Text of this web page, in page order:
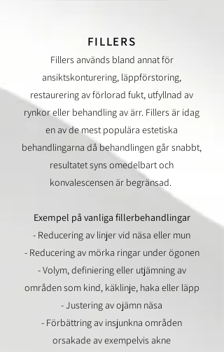
FILLERS
Fillers används bland annat för
ansiktskonturering, läppförstoring,
restaurering av förlorad fukt, utfyllnad av
rynkor eller behandling av ärr. Fillers är idag
en av de mest populära estetiska
behandlingarna då behandlingen går snabbt,
resultatet syns omedelbart och
konvalescensen är begränsad.
Exempel på vanliga fillerbehandlingar
- Reducering av linjer vid näsa eller mun
- Reducering av mörka ringar under ögonen
-Volym, definiering eller utjämning av
områden som kind, käklinje, haka eller läpp
- Justering av ojämn näsa
- Förbättring av insjunkna områden
orsakade av exempelvis akne​